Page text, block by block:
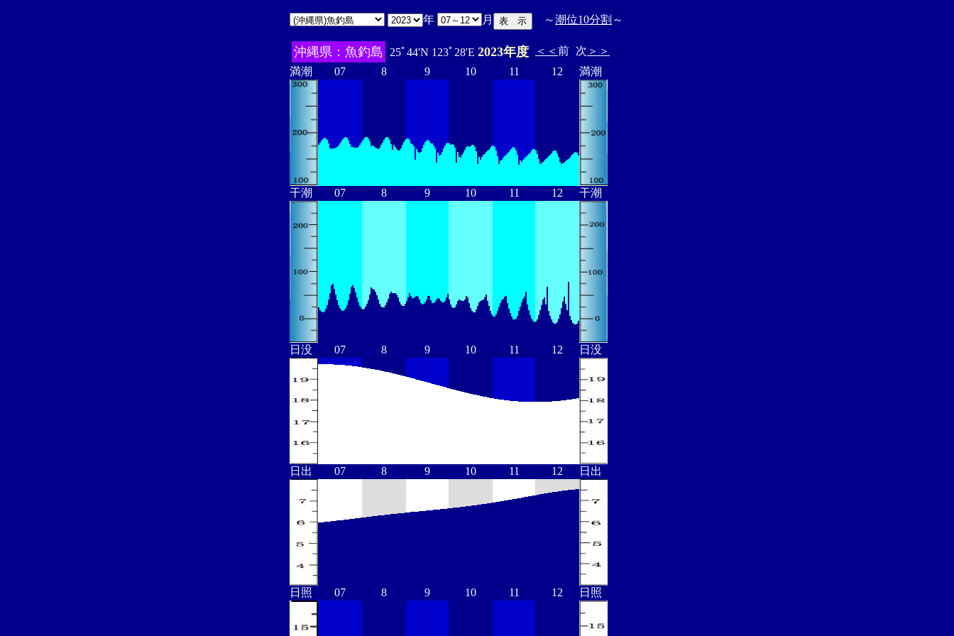
年 月 ～潮位10分割 ～
沖縄県：魚釣島 25ﾟ44'N 123ﾟ28'E 2023年度 ＜＜ 前 次 ＞＞
満潮
07 8 9 10 11 12 満潮
干潮 07 8 9 10 11 12 干潮
日没 07 8 9 10 11 12 日没
日出 07 8 9 10 11 12 日出
日照 07 8 9 10 11 12 日照